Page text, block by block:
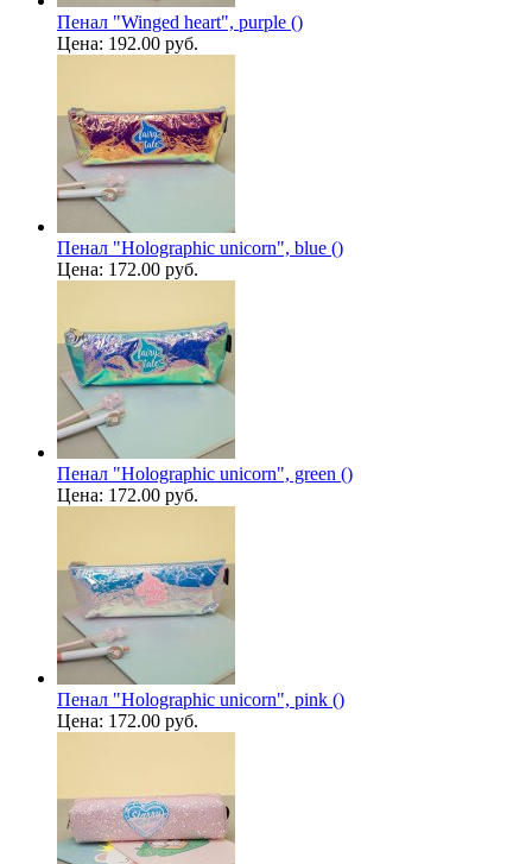
Пенал "Winged heart", purple ()
Цена: 192.00 руб.
Пенал "Holographic unicorn", blue ()
Цена: 172.00 руб.
Пенал "Holographic unicorn", green ()
Цена: 172.00 руб.
Пенал "Holographic unicorn", pink ()
Цена: 172.00 руб.